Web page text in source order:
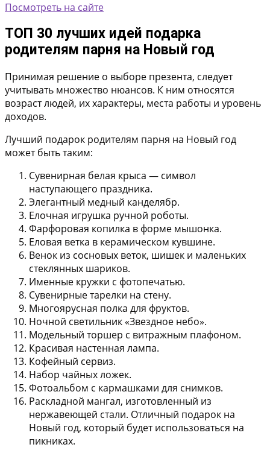
Посмотреть на сайте
ТОП 30 лучших идей подарка
родителям парня на Новый год
Принимая решение о выборе презента, следует
учитывать множество нюансов. К ним относятся
возраст людей, их характеры, места работы и уровень
доходов.
Лучший подарок родителям парня на Новый год
может быть таким:
Сувенирная белая крыса — символ
наступающего праздника.
Элегантный медный канделябр.
Елочная игрушка ручной роботы.
Фарфоровая копилка в форме мышонка.
Еловая ветка в керамическом кувшине.
Венок из сосновых веток, шишек и маленьких
стеклянных шариков.
Именные кружки с фотопечатью.
Сувенирные тарелки на стену.
Многоярусная полка для фруктов.
Ночной светильник «Звездное небо».
Модельный торшер с витражным плафоном.
Красивая настенная лампа.
Кофейный сервиз.
Набор чайных ложек.
Фотоальбом с кармашками для снимков.
Раскладной мангал, изготовленный из
нержавеющей стали. Отличный подарок на
Новый год, который будет использоваться на
пикниках.